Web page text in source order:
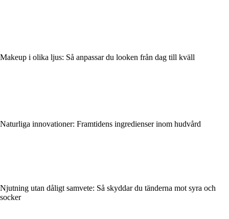
Makeup i olika ljus: Så anpassar du looken från dag till kväll
Naturliga innovationer: Framtidens ingredienser inom hudvård
Njutning utan dåligt samvete: Så skyddar du tänderna mot syra och
socker